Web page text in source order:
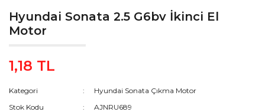
Hyundai Sonata 2.5 G6bv İkinci El
Motor
1,18 TL
Kategori
Hyundai Sonata Çıkma Motor
Stok Kodu
AJNRU689